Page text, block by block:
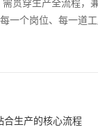
贯穿生产全流程，
一个岗位、每一道
合生产的核心流程